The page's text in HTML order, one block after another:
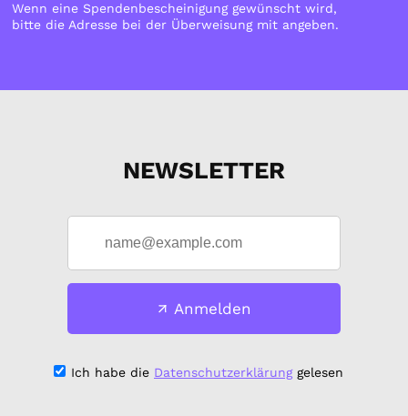
Wenn eine Spendenbescheinigung gewünscht wird,
bitte die Adresse bei der Überweisung mit angeben.
NEWSLETTER
Anmelden
Ich habe die Datenschutzerklärunggelesen